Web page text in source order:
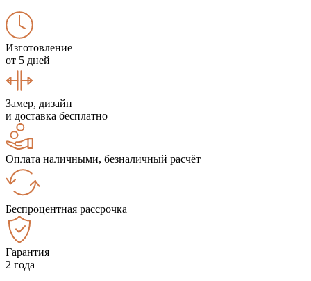
Изготовление
от 5 дней
Замер, дизайн
и доставка бесплатно
Оплата наличными, безналичный расчёт
Беспроцентная рассрочка
Гарантия
2 года